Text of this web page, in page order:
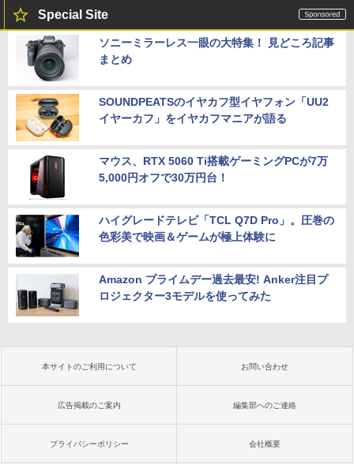
Special Site
ソニーミラーレス一眼の大特集！ 見どころ記事
まとめ
SOUNDPEATSのイヤカフ型イヤフォン「UU2
イヤーカフ」をイヤカフマニアが語る
マウス、RTX 5060 Ti搭載ゲーミングPCが7万
5,000円オフで30万円台！
ハイグレードテレビ「TCL Q7D Pro」。圧巻の
色彩美で映画＆ゲームが極上体験に
Amazon プライムデー過去最安! Anker注目プ
ロジェクター3モデルを使ってみた
本サイトのご利用について お問い合わせ
広告掲載のご案内 編集部へのご連絡
プライバシーポリシー 会社概要